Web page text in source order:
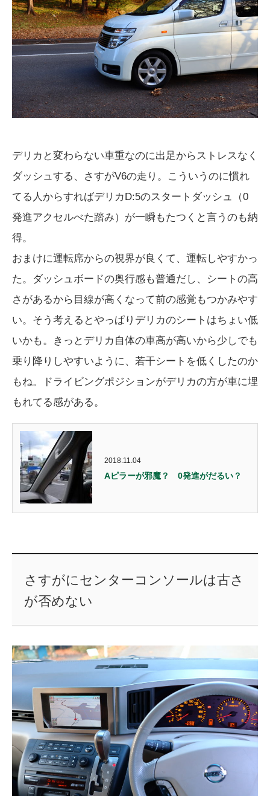
デリカと変わらない車重なのに出足からストレスなく
ダッシュする、さすがV6の走り。こういうのに慣れ
てる人からすればデリカD:5のスタートダッシュ（0
発進アクセルべた踏み）が一瞬もたつくと言うのも納
得。
おまけに運転席からの視界が良くて、運転しやすかっ
た。ダッシュボードの奥行感も普通だし、シートの高
さがあるから目線が高くなって前の感覚もつかみやす
い。そう考えるとやっぱりデリカのシートはちょい低
いかも。きっとデリカ自体の車高が高いから少しでも
乗り降りしやすいように、若干シートを低くしたのか
もね。ドライビングポジションがデリカの方が車に埋
もれてる感がある。
2018.11.04
Aピラーが邪魔？ 0発進がだるい？
さすがにセンターコンソールは古さ
が否めない